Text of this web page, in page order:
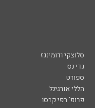
סלוצקי ודומינגז
גדי נס
ספורט
הללי אורגינל
פרופ' רפי קרסו